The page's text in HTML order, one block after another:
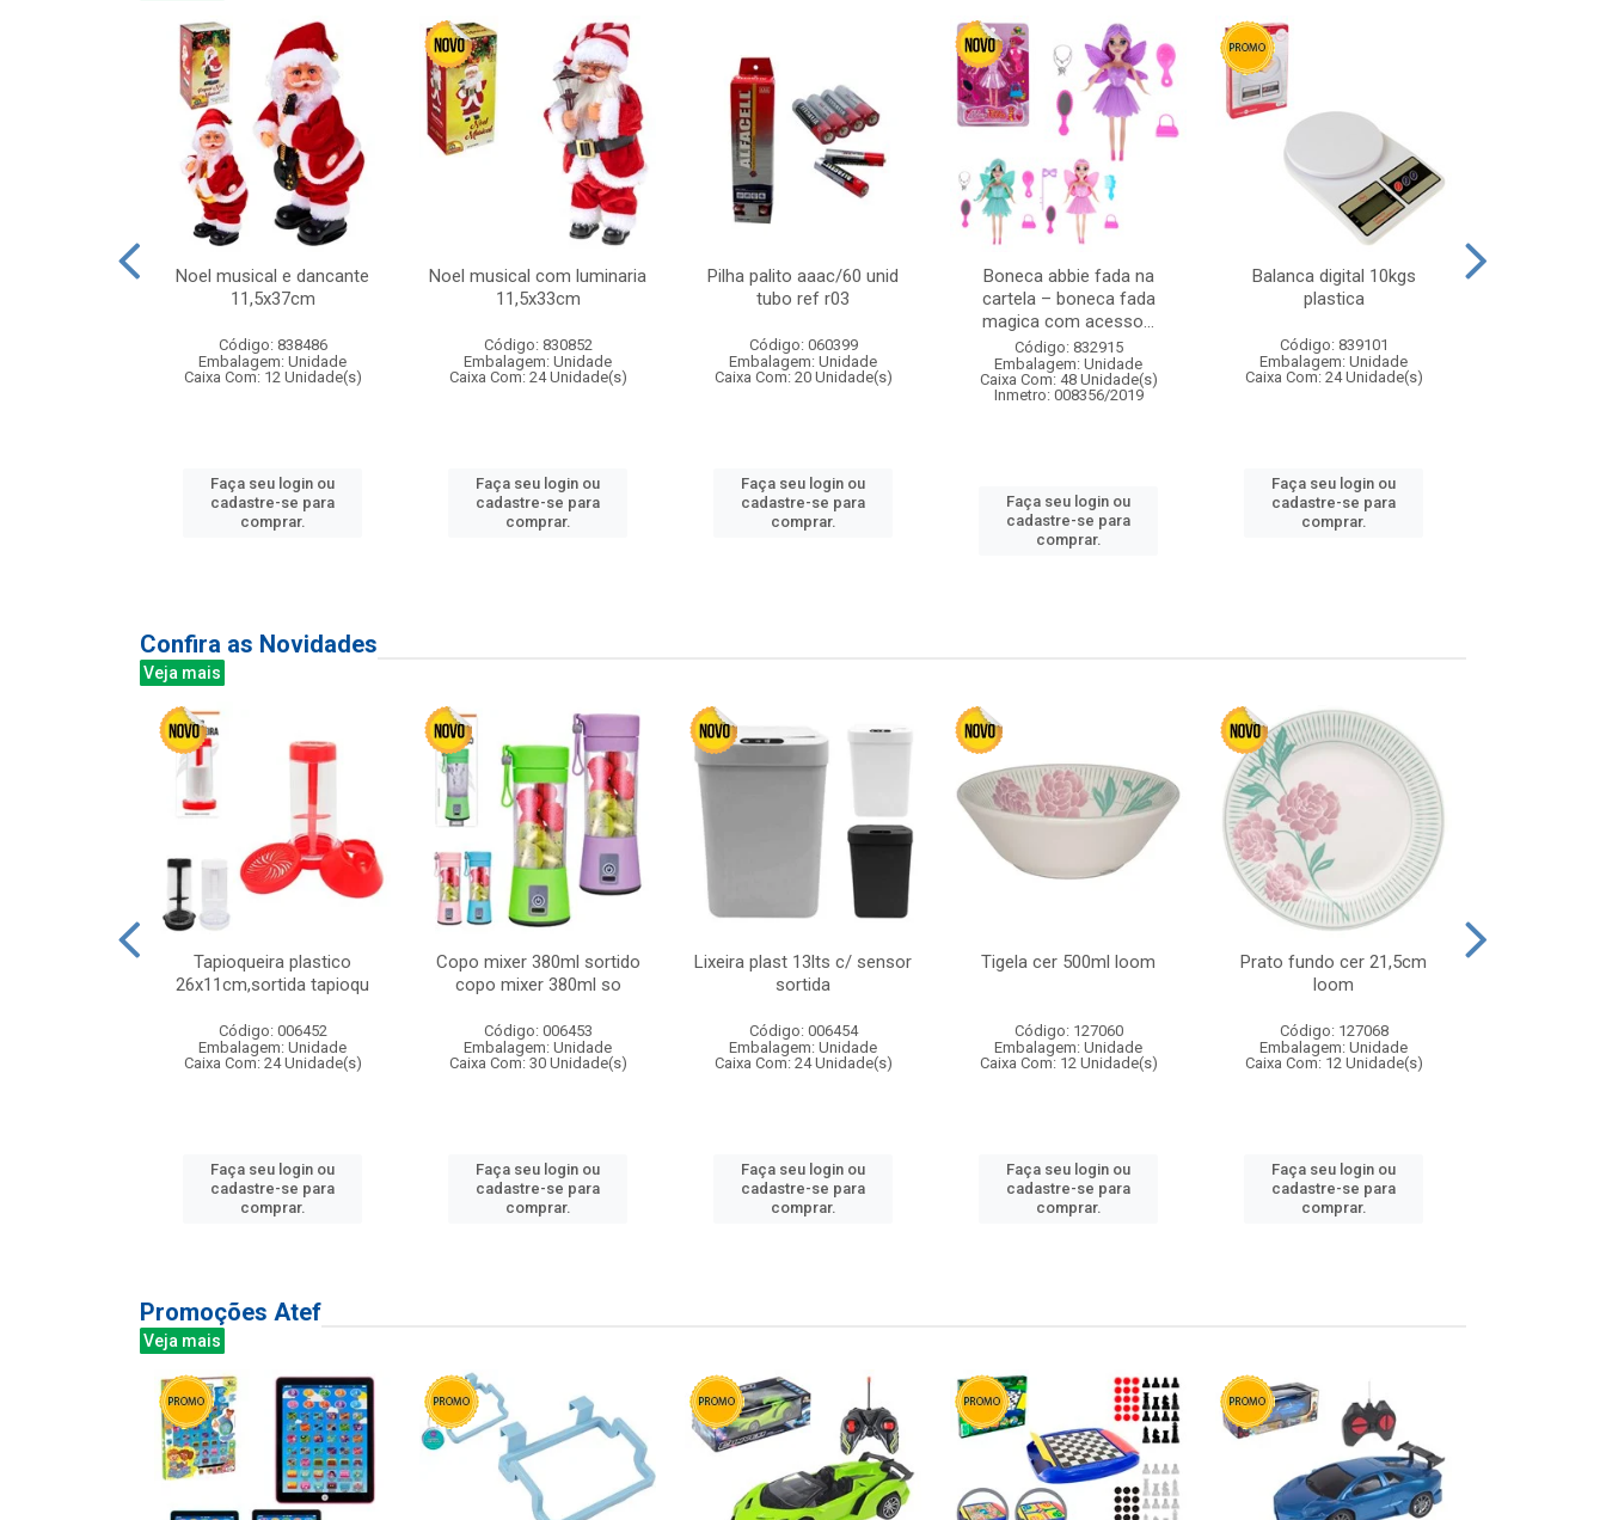
Noel musical e dancante
11,5x37cm
Código: 838486
Embalagem: Unidade
Caixa Com: 12 Unidade(s)
Faça seu login ou
cadastre-se para
comprar.
Noel musical com luminaria
11,5x33cm
Código: 830852
Embalagem: Unidade
Caixa Com: 24 Unidade(s)
Faça seu login ou
cadastre-se para
comprar.
Pilha palito aaac/60 unid
tubo ref r03
Código: 060399
Embalagem: Unidade
Caixa Com: 20 Unidade(s)
Faça seu login ou
cadastre-se para
comprar.
Boneca abbie fada na
cartela – boneca fada
magica com acesso...
Código: 832915
Embalagem: Unidade
Caixa Com: 48 Unidade(s)
Inmetro: 008356/2019
Faça seu login ou
cadastre-se para
comprar.
Balanca digital 10kgs
plastica
Código: 839101
Embalagem: Unidade
Caixa Com: 24 Unidade(s)
Faça seu login ou
cadastre-se para
comprar.
Confira as Novidades
Veja mais
Tapioqueira plastico
26x11cm,sortida tapioqu
Código: 006452
Embalagem: Unidade
Caixa Com: 24 Unidade(s)
Faça seu login ou
cadastre-se para
comprar.
Copo mixer 380ml sortido
copo mixer 380ml so
Código: 006453
Embalagem: Unidade
Caixa Com: 30 Unidade(s)
Faça seu login ou
cadastre-se para
comprar.
Lixeira plast 13lts c/ sensor
sortida
Código: 006454
Embalagem: Unidade
Caixa Com: 24 Unidade(s)
Faça seu login ou
cadastre-se para
comprar.
Tigela cer 500ml loom
Código: 127060
Embalagem: Unidade
Caixa Com: 12 Unidade(s)
Faça seu login ou
cadastre-se para
comprar.
Prato fundo cer 21,5cm
loom
Código: 127068
Embalagem: Unidade
Caixa Com: 12 Unidade(s)
Faça seu login ou
cadastre-se para
comprar.
Promoções Atef
Veja mais